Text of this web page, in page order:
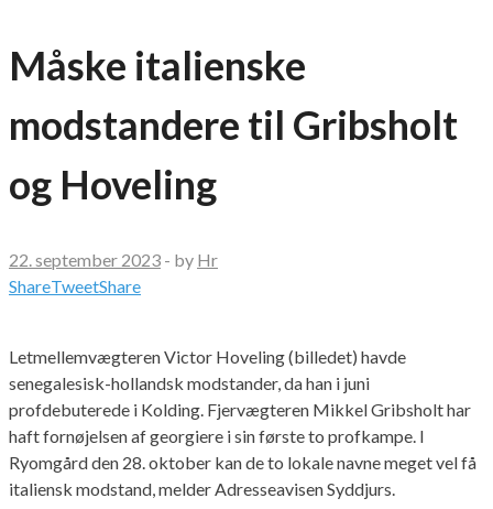
Måske italienske
modstandere til Gribsholt
og Hoveling
22. september 2023 - by Hr
ShareTweetShare
Letmellemvægteren Victor Hoveling (billedet) havde
senegalesisk-hollandsk modstander, da han i juni
profdebuterede i Kolding. Fjervægteren Mikkel Gribsholt har
haft fornøjelsen af georgiere i sin første to profkampe. I
Ryomgård den 28. oktober kan de to lokale navne meget vel få
italiensk modstand, melder Adresseavisen Syddjurs.